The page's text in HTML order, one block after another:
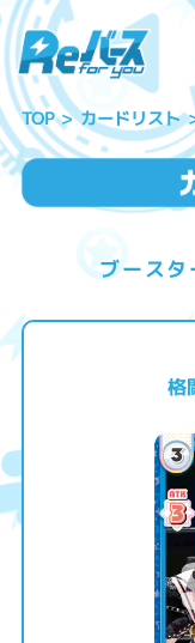
TOP カードリスト
ブース
格